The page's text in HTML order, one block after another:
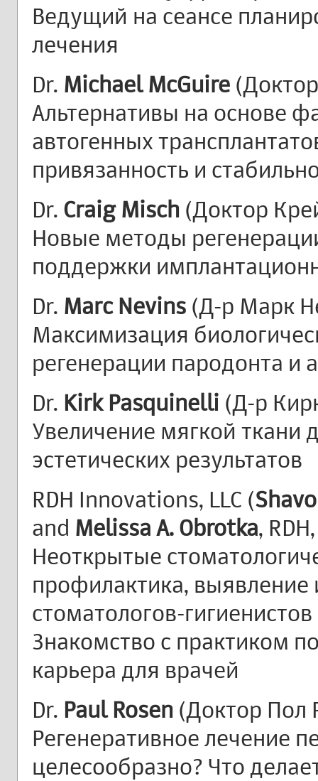
Ведущий на сеансе
лечения
Dr. Michael McGuire
Альтернативы на основе
автогенных
привязанность и
Dr. Craig Misch (Доктор
Новые методы
поддержки
Dr. Marc Nevins (Д-р Марк
Максимизация
регенерации пародонта и
Dr. Kirk Pasquinelli (Д-р
Увеличение мягкой ткани
эстетических результатов
RDH Innovations, LLC (
and Melissa A. Obrotka,
Неоткрытые
профилактика,
стоматологов-гигиенистов
Знакомство с практиком
карьера для врачей
Dr. Paul Rosen (Доктор Пол
Регенеративное лечение
целесообразно? Что